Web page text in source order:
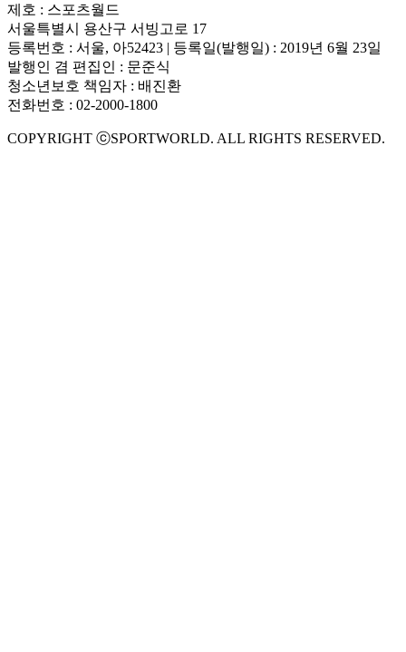
제호 : 스포츠월드
서울특별시 용산구 서빙고로 17
등록번호 : 서울, 아52423 | 등록일(발행일) : 2019년 6월 23일
발행인 겸 편집인 : 문준식
청소년보호 책임자 : 배진환
전화번호 : 02-2000-1800
COPYRIGHT ⓒSPORTWORLD. ALL RIGHTS RESERVED.